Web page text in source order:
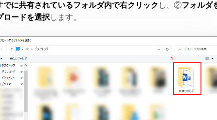
でに共有されているフォルダ内で右クリック し、②フォルダ
ロードを選択 します。